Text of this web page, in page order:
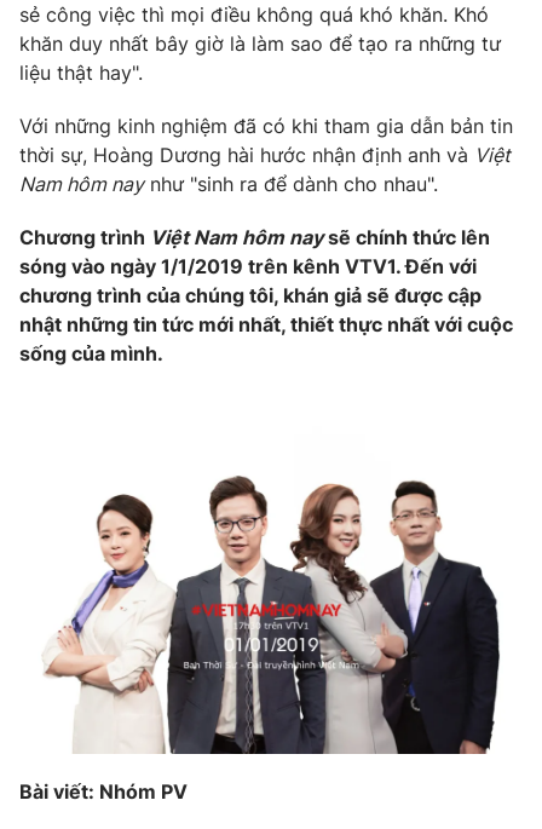
sẻ công việc thì mọi điều không quá khó khăn. Khó
khăn duy nhất bây giờ là làm sao để tạo ra những tư
liệu thật hay".
Với những kinh nghiệm đã có khi tham gia dẫn bản tin
thời sự, Hoàng Dương hài hước nhận định anh và Việt
Nam hôm naynhư "sinh ra để dành cho nhau".
Chương trình Việt Nam hôm naysẽ chính thức lên
sóng vào ngày 1/1/2019 trên kênh VTV1. Đến với
chương trình của chúng tôi, khán giả sẽ được cập
nhật những tin tức mới nhất, thiết thực nhất với cuộc
sống của mình.
Bài viết: Nhóm PV